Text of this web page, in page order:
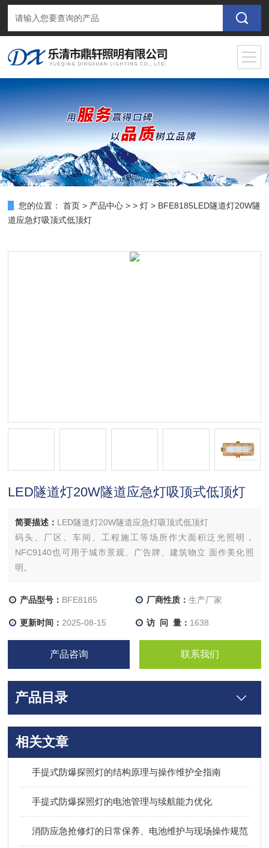
您的位置： 首页 > 产品中心 > >灯 > BFE8185LED隧道灯20W隧
道应急灯吸顶式低顶灯
LED隧道灯20W隧道应急灯吸顶式低顶灯
简要描述： LED隧道灯20W隧道应急灯吸顶式低顶灯
码头、厂区、车间、工程施工等场所作大面积泛光照明，
NFC9140也可用于城市景观、广告牌、建筑物立 面作美化照
明。
产品型号： BFE8185 厂商性质： 生产厂家
更新时间： 2025-08-15 访 问 量： 1638
产品咨询 联系我们
产品目录
相关文章
手提式防爆探照灯的结构原理与操作维护全指南
手提式防爆探照灯的电池管理与续航能力优化
消防应急抢修灯的日常保养、电池维护与现场操作规范